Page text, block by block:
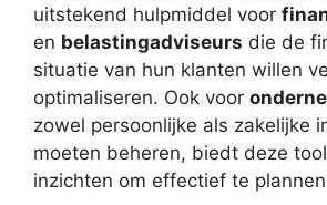
uitstekend hulpmiddel voor
en belastingadviseurs die de
situatie van hun klanten willen
optimaliseren. Ook voor
zowel persoonlijke als zakelijke
moeten beheren, biedt deze
inzichten om effectief te